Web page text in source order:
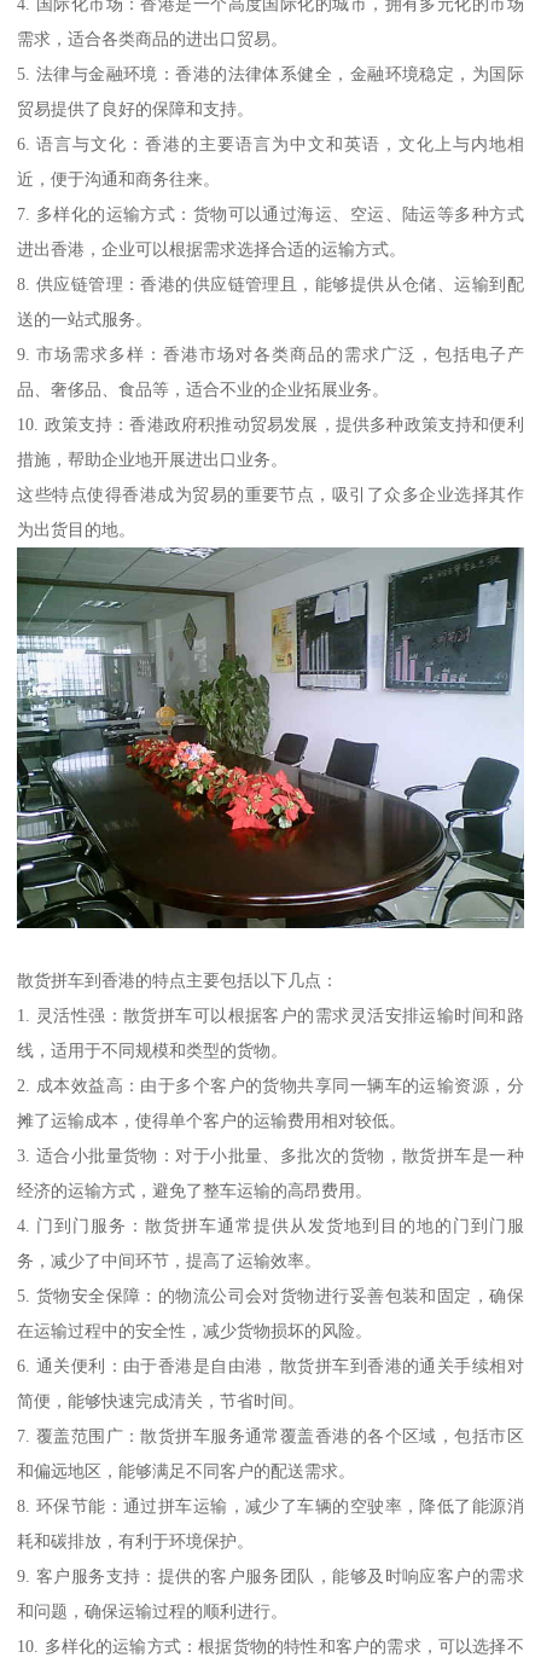
需求，适合各类商品的进出口贸易。
5. 法律与金融环境：香港的法律体系健全，金融环境稳定，为国际
贸易提供了良好的保障和支持。
6. 语言与文化：香港的主要语言为中文和英语，文化上与内地相
近，便于沟通和商务往来。
7. 多样化的运输方式：货物可以通过海运、空运、陆运等多种方式
进出香港，企业可以根据需求选择合适的运输方式。
8. 供应链管理：香港的供应链管理且，能够提供从仓储、运输到配
送的一站式服务。
9. 市场需求多样：香港市场对各类商品的需求广泛，包括电子产
品、奢侈品、食品等，适合不业的企业拓展业务。
10. 政策支持：香港政府积推动贸易发展，提供多种政策支持和便利
措施，帮助企业地开展进出口业务。
这些特点使得香港成为贸易的重要节点，吸引了众多企业选择其作
为出货目的地。
散货拼车到香港的特点主要包括以下几点：
1. 灵活性强：散货拼车可以根据客户的需求灵活安排运输时间和路
线，适用于不同规模和类型的货物。
2. 成本效益高：由于多个客户的货物共享同一辆车的运输资源，分
摊了运输成本，使得单个客户的运输费用相对较低。
3. 适合小批量货物：对于小批量、多批次的货物，散货拼车是一种
经济的运输方式，避免了整车运输的高昂费用。
4. 门到门服务：散货拼车通常提供从发货地到目的地的门到门服
务，减少了中间环节，提高了运输效率。
5. 货物安全保障：的物流公司会对货物进行妥善包装和固定，确保
在运输过程中的安全性，减少货物损坏的风险。
6. 通关便利：由于香港是自由港，散货拼车到香港的通关手续相对
简便，能够快速完成清关，节省时间。
7. 覆盖范围广：散货拼车服务通常覆盖香港的各个区域，包括市区
和偏远地区，能够满足不同客户的配送需求。
8. 环保节能：通过拼车运输，减少了车辆的空驶率，降低了能源消
耗和碳排放，有利于环境保护。
9. 客户服务支持：提供的客户服务团队，能够及时响应客户的需求
和问题，确保运输过程的顺利进行。
10. 多样化的运输方式：根据货物的特性和客户的需求，可以选择不